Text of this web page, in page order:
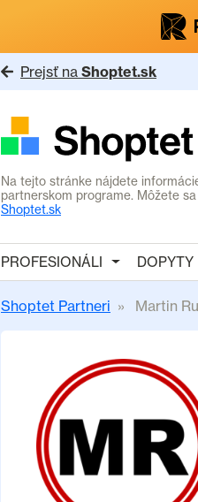
Prejsť na Shoptet.sk
Na tejto stránke nájdete
partnerskom programe. Môžete
Shoptet.sk
PROFESIONÁLI DOPYTY
Shoptet Partneri Martin